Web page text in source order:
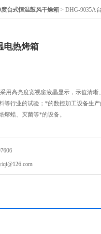
度台式恒温鼓风干燥箱 > DHG-9035A
电热烤箱
用高亮度宽视窗液晶显示，示值清
等行业的试验；*的数控加工设备生
熔蜡、灭菌等*的设备。